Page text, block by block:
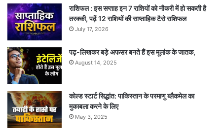
राशिफल : इस सप्ताह इन 7 राशियों को नौकरी में हो सकती है
तरक्की, पढ़ें 12 राशियों की साप्ताहिक टैरो राशिफल
July 17, 2026
पढ़-लिखकर बड़े अफसर बनते हैं इस मूलांक के जातक,
August 14, 2025
कोल्ड स्टार्ट सिद्धांत: पाकिस्तान के परमाणु ब्लैकमेल का
मुकाबला करने के लिए
May 3, 2025